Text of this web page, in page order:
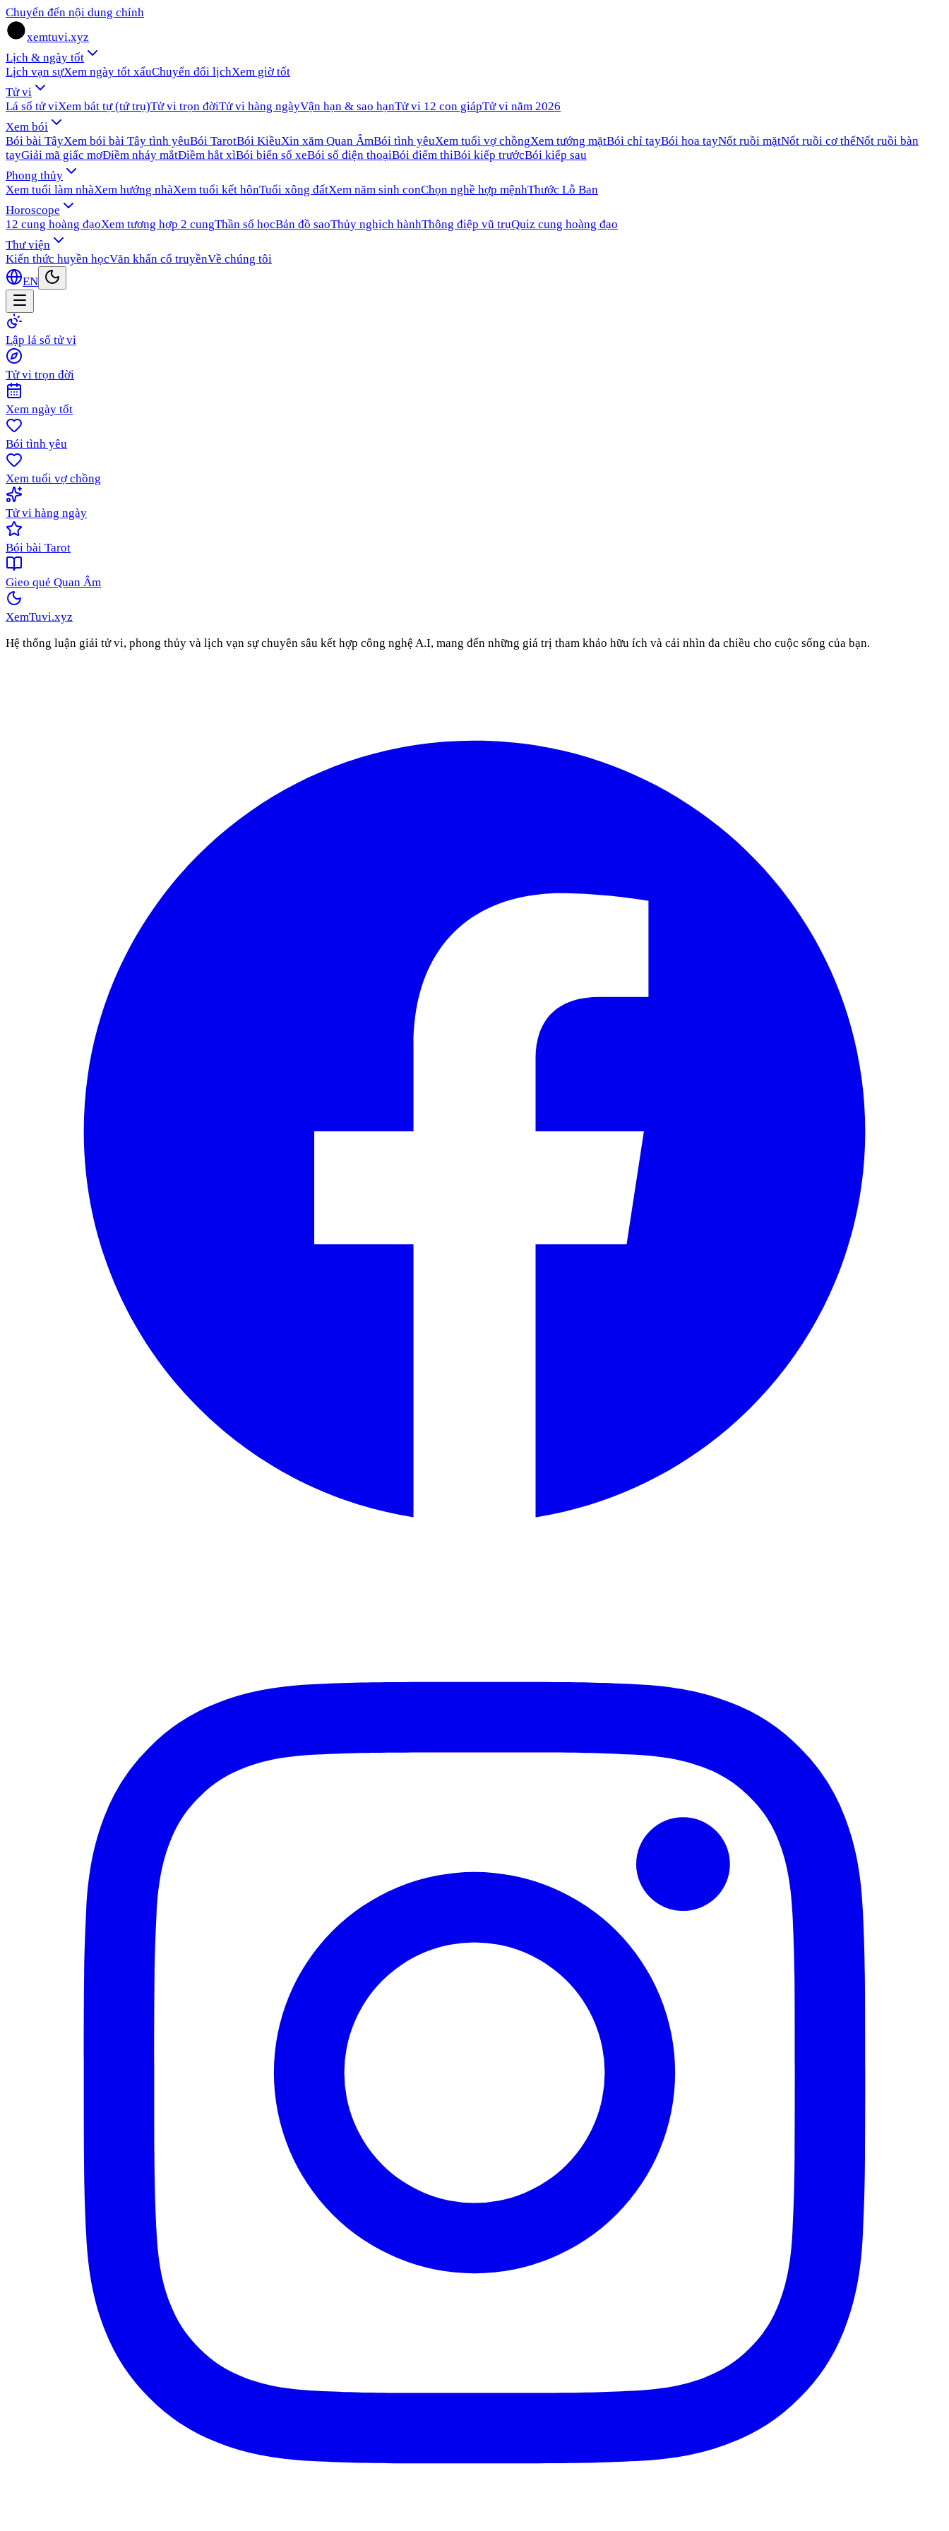
Chuyển đến nội dung chính
xemtuvi.xyz
Lịch & ngày tốt
Lịch vạn sựXem ngày tốt xấuChuyển đổi lịchXem giờ tốt
Tử vi
Lá số tử viXem bát tự (tứ trụ)Tử vi trọn đờiTử vi hàng ngàyVận hạn & sao hạnTử vi 12 con giápTử vi năm 2026
Xem bói
Bói bài TâyXem bói bài Tây tình yêuBói TarotBói KiềuXin xăm Quan ÂmBói tình yêuXem tuổi vợ chồngXem tướng mặtBói chỉ tayBói hoa tayNốt ruồi mặtNốt ruồi cơ thểNốt ruồi bàn
tayGiải mã giấc mơĐiềm nháy mắtĐiềm hắt xìBói biển số xeBói số điện thoạiBói điểm thiBói kiếp trướcBói kiếp sau
Phong thủy
Xem tuổi làm nhàXem hướng nhàXem tuổi kết hônTuổi xông đấtXem năm sinh conChọn nghề hợp mệnhThước Lỗ Ban
Horoscope
12 cung hoàng đạoXem tương hợp 2 cungThần số họcBản đồ saoThủy nghịch hànhThông điệp vũ trụQuiz cung hoàng đạo
Thư viện
Kiến thức huyền họcVăn khấn cổ truyềnVề chúng tôi
EN
Lập lá số tử vi
Tử vi trọn đời
Xem ngày tốt
Bói tình yêu
Xem tuổi vợ chồng
Tử vi hàng ngày
Bói bài Tarot
Gieo quẻ Quan Âm
XemTuvi.xyz
Hệ thống luận giải tử vi, phong thủy và lịch vạn sự chuyên sâu kết hợp công nghệ A.I, mang đến những giá trị tham khảo hữu ích và cái nhìn đa chiều cho cuộc sống của bạn.